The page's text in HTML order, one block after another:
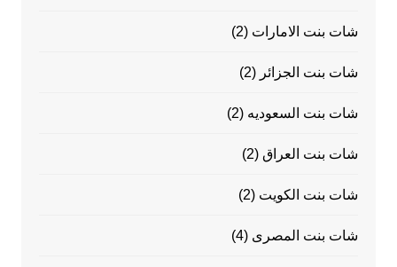
شات بنت الامارات (2)
شات بنت الجزائر (2)
شات بنت السعوديه (2)
شات بنت العراق (2)
شات بنت الكويت (2)
شات بنت المصرى (4)